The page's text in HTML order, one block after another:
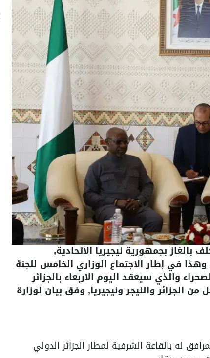
بالغاز بجمهورية نيجيريا الاتحادية,
في إطار الاجتماع الوزاري الخامس للجنة
والذي سيعقد اليوم الاربعاء بالجزائر
الجزائر والنيجر ونيجيريا, وفق بيان لوزارة
له بالقاعة الشرفية لمطار الجزائر الدولي